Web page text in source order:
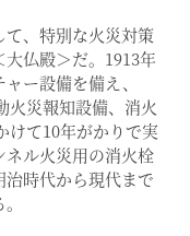
、特別な火災対策
仏殿＞だ。1913年
ー設備を備え、
火災報知設備、消火
けて10年がかりで実
ル火災用の消火栓
時代から現代まで